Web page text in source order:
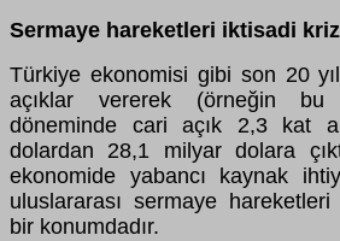
Sermaye hareketleri iktisadi
Türkiye ekonomisi gibi son 20
açıklar vererek (örneğin bu
döneminde cari açık 2,3 kat
dolardan 28,1 milyar dolara
ekonomide yabancı kaynak
uluslararası sermaye
bir konumdadır.